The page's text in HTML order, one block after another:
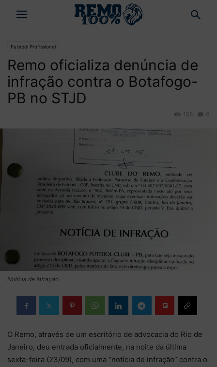
Futebol Profissional
Remo oficializa denúncia de
infração contra o Botafogo-
PB no STJD
0
158
Notícia de Infração
O Remo, através de um escritório de advocacia do Rio de
Janeiro, deu entrada oficialmente, na noite da última
sexta-feira (23/09), com uma “notícia de infração” contra o